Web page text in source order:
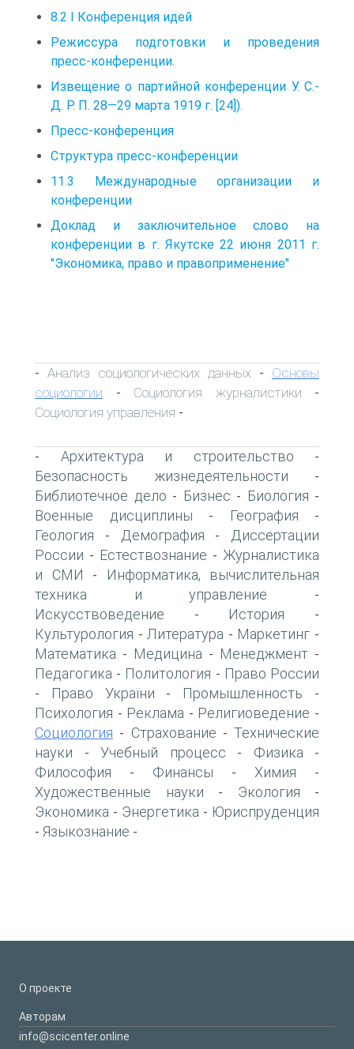
8.2 I Конференция идей
Режиссура подготовки и проведения
пресс-конференции.
Извещение о партийной конференции У. С.-
Д. P. П. 28—29 марта 1919 г. [24]).
Пресс-конференция
Структура пресс-конференции
11.3 Международные организации и
конференции
Доклад и заключительное слово на
конференции в г. Якутске 22 июня 2011 г.
"Экономика, право и правоприменение"
- Анализ социологических данных - Основы
социологии - Социология журналистики -
Социология управления -
- Архитектура и строительство -
Безопасность жизнедеятельности -
Библиотечное дело - Бизнес - Биология -
Военные дисциплины - География -
Геология - Демография -
Диссертации
России - Естествознание - Журналистика
и СМИ -
Информатика, вычислительная
техника и управление -
Искусствоведение - История -
Культурология - Литература - Маркетинг -
Математика - Медицина - Менеджмент -
Педагогика - Политология - Право России
- Право України - Промышленность -
Психология - Реклама - Религиоведение -
Социология - Страхование - Технические
науки - Учебный процесс - Физика -
Философия - Финансы - Химия -
Художественные науки - Экология -
Экономика - Энергетика - Юриспруденция
- Языкознание -
О проекте
Авторам
info@scicenter.online